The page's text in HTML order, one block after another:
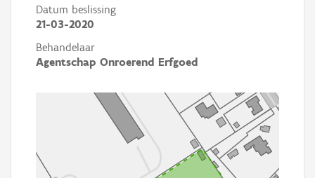
Datum beslissing
21-03-2020
Behandelaar
Agentschap Onroerend Erfgoed